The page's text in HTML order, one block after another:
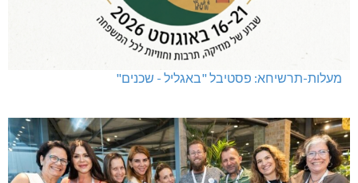
שריפת חורש ופסולת באזור אבן מנחם